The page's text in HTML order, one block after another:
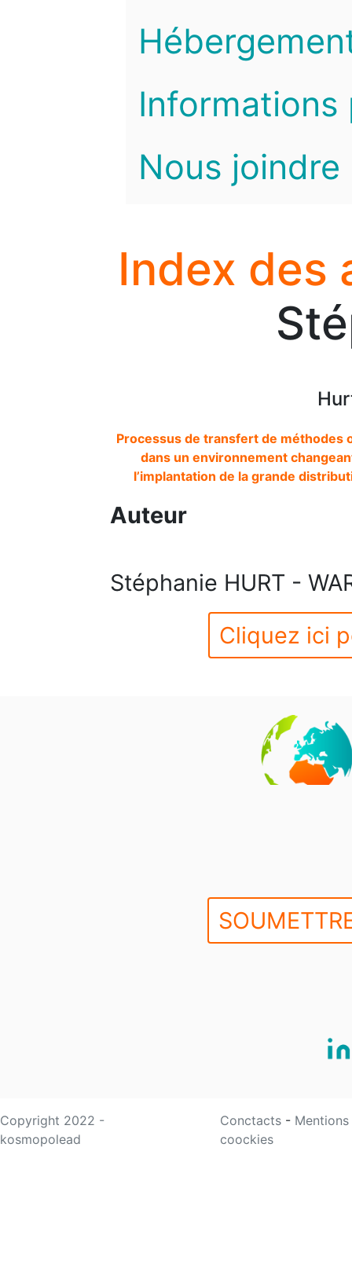
Informations
Nous joindre
Index des
Processus de transfert de méthodes
dans un environnement
l’implantation de la grande
Auteur
Stéphanie HURT -
Cliquez ici
Copyright 2022 -
kosmopolead
Conctacts -
coockies